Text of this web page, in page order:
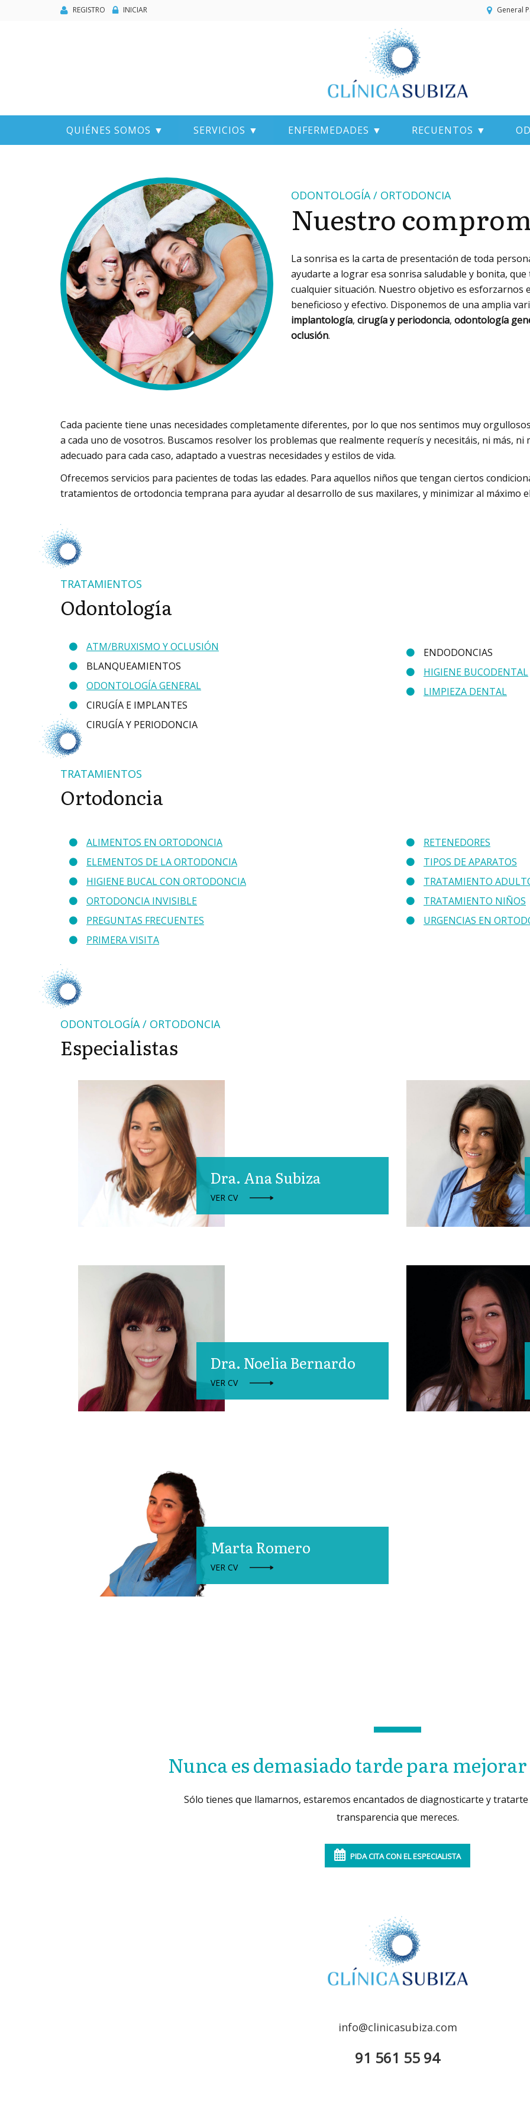
REGISTRO INICIAR General
QUIÉNES SOMOS ▼ SERVICIOS ▼ ENFERMEDADES ▼ RECUENTOS ▼
ODONTOLOGÍA / ORTODONCIA
Nuestro
La sonrisa es la carta de presentación de toda
ayudarte a lograr esa sonrisa saludable y bonita,
cualquier situación. Nuestro objetivo es esforzarnos
beneficioso y efectivo. Disponemos de una amplia
implantología, cirugía y periodoncia, odontología
oclusión.
Cada paciente tiene unas necesidades completamente diferentes, por lo que nos sentimos muy
a cada uno de vosotros. Buscamos resolver los problemas que realmente requerís y necesitáis, ni más,
adecuado para cada caso, adaptado a vuestras necesidades y estilos de vida.
Ofrecemos servicios para pacientes de todas las edades. Para aquellos niños que tengan ciertos
tratamientos de ortodoncia temprana para ayudar al desarrollo de sus maxilares, y minimizar al máximo
TRATAMIENTOS
Odontología
ATM/BRUXISMO Y OCLUSIÓN
BLANQUEAMIENTOS
ODONTOLOGÍA GENERAL
CIRUGÍA E IMPLANTES
CIRUGÍA Y PERIODONCIA
ENDODONCIAS
HIGIENE BUCODENTAL
LIMPIEZA DENTAL
TRATAMIENTOS
Ortodoncia
ALIMENTOS EN ORTODONCIA
ELEMENTOS DE LA ORTODONCIA
HIGIENE BUCAL CON ORTODONCIA
ORTODONCIA INVISIBLE
PREGUNTAS FRECUENTES
PRIMERA VISITA
RETENEDORES
TIPOS DE APARATOS
TRATAMIENTO
TRATAMIENTO NIÑOS
URGENCIAS EN
ODONTOLOGÍA / ORTODONCIA
Especialistas
Dra. Ana Subiza
VER CV
Dra. Noelia Bernardo
VER CV
Marta Romero
VER CV
Nunca es demasiado tarde para
Sólo tienes que llamarnos, estaremos encantados de diagnosticarte y
transparencia que mereces.
PIDA CITA CON EL ESPECIALISTA
info@clinicasubiza.com
91 561 55 94